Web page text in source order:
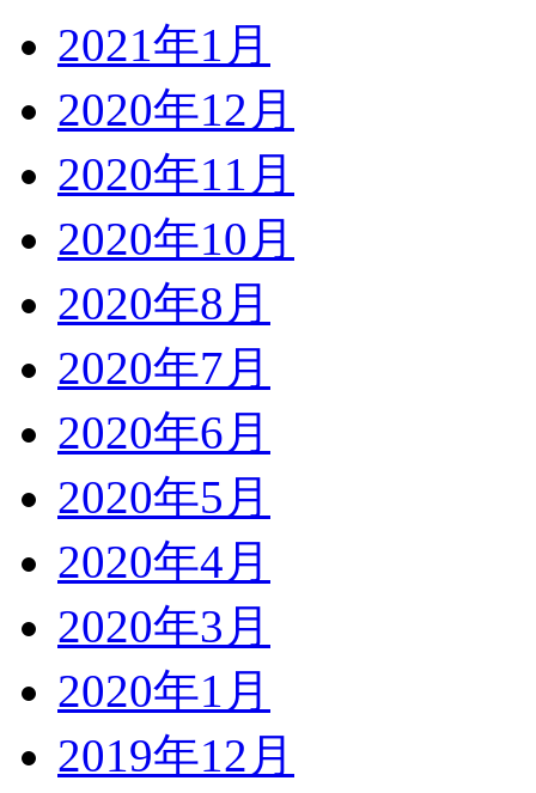
2021年1月
2020年12月
2020年11月
2020年10月
2020年8月
2020年7月
2020年6月
2020年5月
2020年4月
2020年3月
2020年1月
2019年12月